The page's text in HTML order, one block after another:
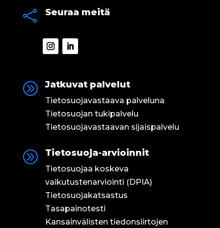
 Seuraa meitä
A Jatkuvat palvelut
Tietosuojavastaava palveluna
Tietosuojan tukipalvelu
Tietosuojavastaavan sijaispalvelu
A Tietosuoja-arvioinnit
Tietosuojaa koskeva
vaikutustenarviointi (DPIA)
Tietosuojakatsastus
Tasapainotesti
Kansainvälisten tiedonsiirtojen